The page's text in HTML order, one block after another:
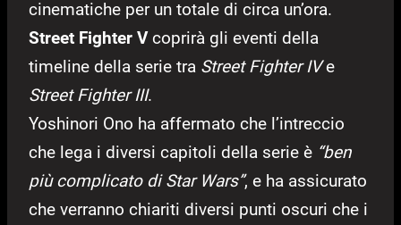
cinematiche per un totale di circa un’ora.
Street Fighter Vcoprirà gli eventi della
timeline della serie tra Street Fighter IVe
Street Fighter III.
Yoshinori Ono ha affermato che l’intreccio
che lega i diversi capitoli della serie è “ben
più complicato di Star Wars”, e ha assicurato
che verranno chiariti diversi punti oscuri che i